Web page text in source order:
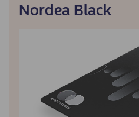
Nordea Black